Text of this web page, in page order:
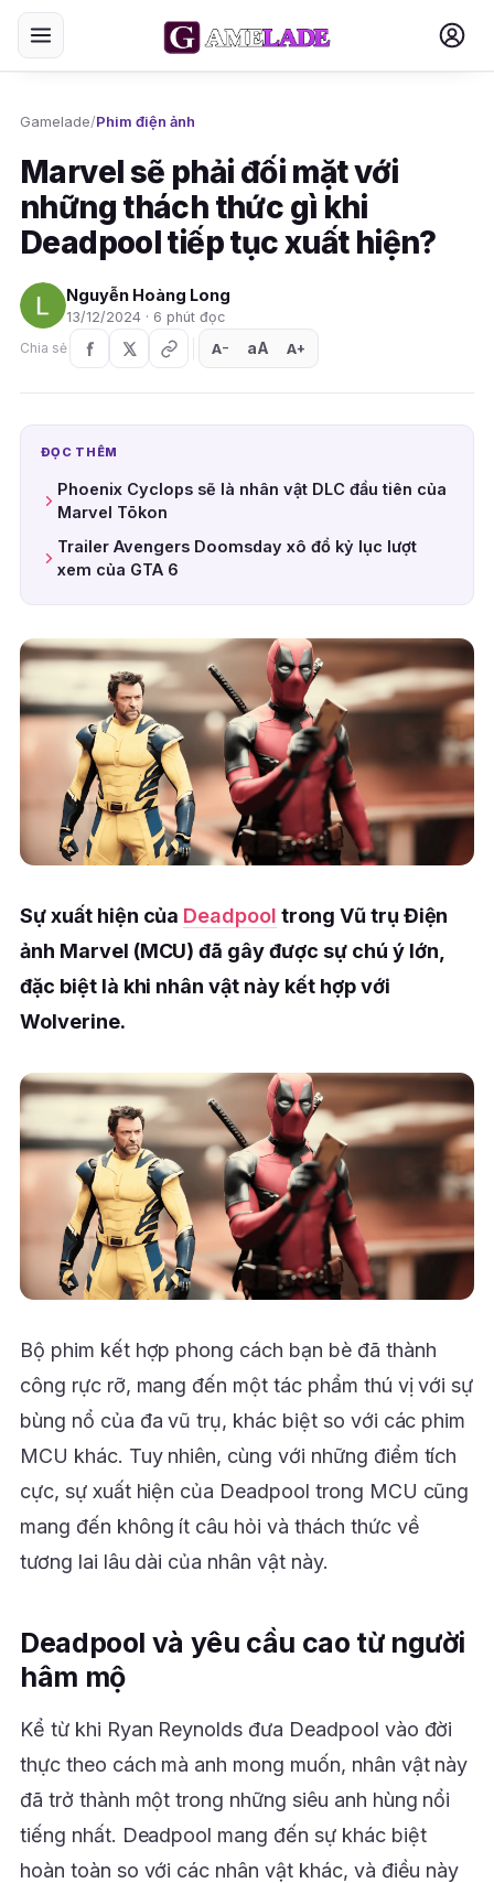
Gamelade/Phim điện ảnh
Marvel sẽ phải đối mặt với
những thách thức gì khi
Deadpool tiếp tục xuất hiện?
Nguyễn Hoàng Long
13/12/2024 · 6 phút đọc
Chia sẻ
A− aA A+
ĐỌC THÊM
Phoenix Cyclops sẽ là nhân vật DLC đầu tiên của
Marvel Tōkon
Trailer Avengers Doomsday xô đổ kỷ lục lượt
xem của GTA 6
Sự xuất hiện của Deadpool trong Vũ trụ Điện
ảnh Marvel (MCU) đã gây được sự chú ý lớn,
đặc biệt là khi nhân vật này kết hợp với
Wolverine.
Bộ phim kết hợp phong cách bạn bè đã thành
công rực rỡ, mang đến một tác phẩm thú vị với sự
bùng nổ của đa vũ trụ, khác biệt so với các phim
MCU khác. Tuy nhiên, cùng với những điểm tích
cực, sự xuất hiện của Deadpool trong MCU cũng
mang đến không ít câu hỏi và thách thức về
tương lai lâu dài của nhân vật này.
Deadpool và yêu cầu cao từ người
hâm mộ
Kể từ khi Ryan Reynolds đưa Deadpool vào đời
thực theo cách mà anh mong muốn, nhân vật này
đã trở thành một trong những siêu anh hùng nổi
tiếng nhất. Deadpool mang đến sự khác biệt
hoàn toàn so với các nhân vật khác, và điều này